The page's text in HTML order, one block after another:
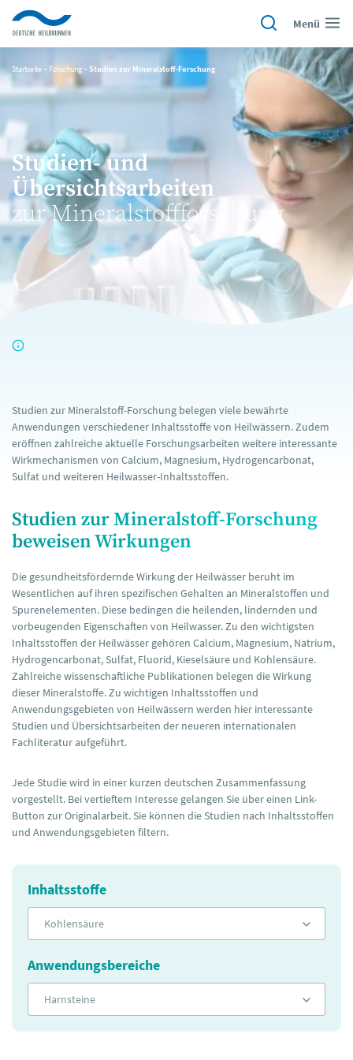
Menü
Startseite~ Forschung~ Studien zur Mineralstoff-Forschung
Studien- und
Übersichtsarbeiten
zur Mineralstoffforschung
Studien zur Mineralstoff-Forschung belegen viele bewährte
Anwendungen verschiedener Inhaltsstoffe von Heilwässern. Zudem
eröffnen zahlreiche aktuelle Forschungsarbeiten weitere interessante
Wirkmechanismen von Calcium, Magnesium, Hydrogencarbonat,
Sulfat und weiteren Heilwasser-Inhaltsstoffen.
Studien zur Mineralstoff-Forschung
beweisen Wirkungen
Die gesundheitsfördernde Wirkung der Heilwässer beruht im
Wesentlichen auf ihren spezifischen Gehalten an Mineralstoffen und
Spurenelementen. Diese bedingen die heilenden, lindernden und
vorbeugenden Eigenschaften von Heilwasser. Zu den wichtigsten
Inhaltsstoffen der Heilwässer gehören Calcium, Magnesium, Natrium,
Hydrogencarbonat, Sulfat, Fluorid, Kieselsäure und Kohlensäure.
Zahlreiche wissenschaftliche Publikationen belegen die Wirkung
dieser Mineralstoffe. Zu wichtigen Inhaltsstoffen und
Anwendungsgebieten von Heilwässern werden hier interessante
Studien und Übersichtsarbeiten der neueren internationalen
Fachliteratur aufgeführt.
Jede Studie wird in einer kurzen deutschen Zusammenfassung
vorgestellt. Bei vertieftem Interesse gelangen Sie über einen Link-
Button zur Originalarbeit. Sie können die Studien nach Inhaltsstoffen
und Anwendungsgebieten filtern.
Inhaltsstoffe
Kohlensäure
Anwendungsbereiche
Harnsteine